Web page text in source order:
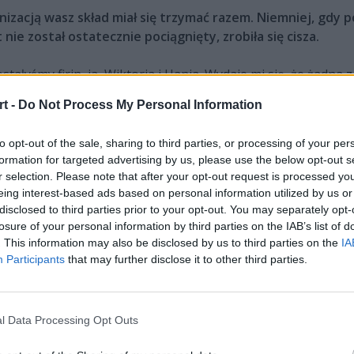
- Do Not Process My Personal Information
opt-out of the sale, sharing to third parties, or processing of your
for targeted advertising by us, please use the below opt-out
selection. Please note that after your opt-out request is processed
interest-based ads based on personal information utilized by us
to third parties prior to your opt-out. You may separately
of your personal information by third parties on the IAB’s list of
This information may also be disclosed by us to third parties on the
Participants that may further disclose it to other third parties.
Data Processing Opt Outs
wasz skład miał się trzymać razem. Niemniej,
został ostatecznie pociągnięty, zrobiła się cisza.
firin, ja, Wiktoria i Hania. Wydaje mi się, że żadna
trzeba było szukać nowej zawodniczki. Tak więc
Chyba w tej kwestii nie powiem ci więcej niż powiedziała
organizacji, ale nie chciałyście się pakować w jakieś
za organizacje. Ale na pewno nie były to żadne duże
rzeczach.
Myśl była taka, by na razie odsunąć na
żeńskich składów. Nic się w tamtym okresie nie
moment, gdy myślałam o VALORANCIE. Zagrałam
CS to CS. To ta gra sprawa mi większą frajdę. Z kolei w